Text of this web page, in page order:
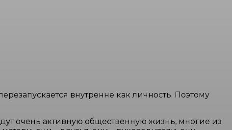
внутренне как личность. Поэтому
очень активную общественную жизнь, многие из